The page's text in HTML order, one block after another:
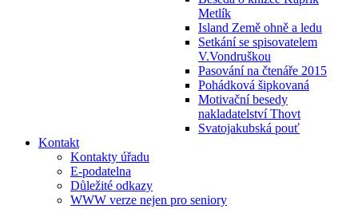
Metlík
Island Země ohně a ledu
Setkání se spisovatelem
V.Vondruškou
Pasování na čtenáře 2015
Pohádková šipkovaná
Motivační besedy
nakladatelství Thovt
Svatojakubská pouť
Kontakt
Kontakty úřadu
E-podatelna
Důležité odkazy
WWW verze nejen pro seniory